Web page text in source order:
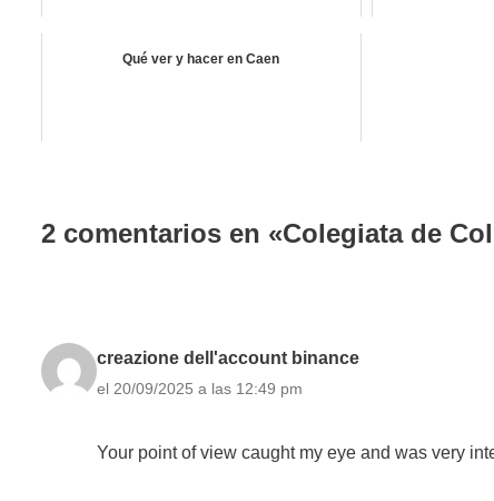
Qué ver y hacer en Caen
2 comentarios en «Colegiata de
creazione dell'account binance
el 20/09/2025 a las 12:49 pm
Your point of view caught my eye and was very